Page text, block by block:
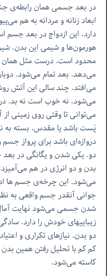
در بعد جسمی همان رابطه‌ی
ابعاد زنانه و مردانه به هم
دارد. این ازدواج در بعد
هورمون‌ها و شیمی این بدن.
محدود است. درست مثل همان
می‌دهد. بعد تمام می‌شود.
می‌افتد. چند سالی این آتش
می‌شود. نه خوب است نه بد. در
می‌توانی تا وقتی روی زمینی
پَست باشد یا مقدس. بسته به
دروازه‌ای باشد برای پرواز
دو. یکی شدن و یگانگی در
بدن و دو انرژی در هم
می‌شود. این چرخه‌ی جسم ها
جوانی آنقدر جسم واقعی به
شدن جسمی می‌شود نهایت
زیباییهای خودش را دارد.
دو بدن. نیازهای تکراری و
کم کم با تحلیل رفتن همین
کاسته می‌شود.